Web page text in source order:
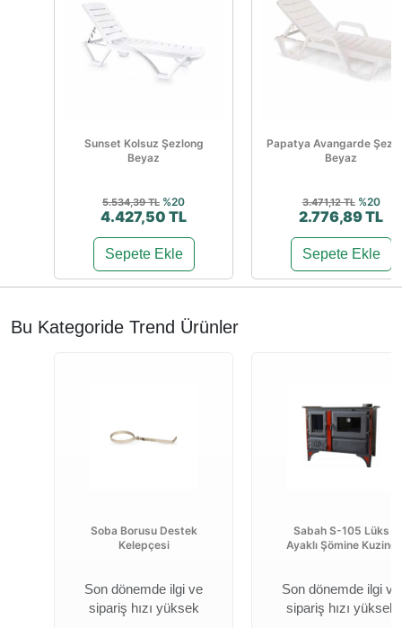
Sunset Kolsuz Şezlong
Beyaz
5.534,39 TL %20
4.427,50 TL
Sepete Ekle
Papatya Avangarde
Beyaz
3.471,12 TL %20
2.776,89 TL
Sepete Ekle
Bu Kategoride Trend Ürünler
Soba Borusu Destek
Kelepçesi
Son dönemde ilgi ve
sipariş hızı yüksek
Sabah S-105 Lüks
Ayaklı Şömine Kuzine
Son dönemde ilgi ve
sipariş hızı yüksek